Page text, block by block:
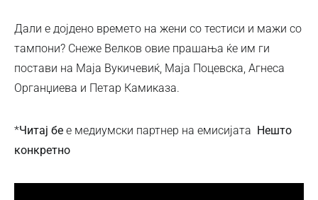
Дали е дојдено времето на жени со тестиси и мажи со
тампони? Снеже Велков овие прашања ќе им ги
постави на Маја Вукичевиќ, Маја Поцевска, Агнеса
Органџиева и Петар Камиказа.
*Читај бе е медиумски партнер на емисијата Нешто
конкретно